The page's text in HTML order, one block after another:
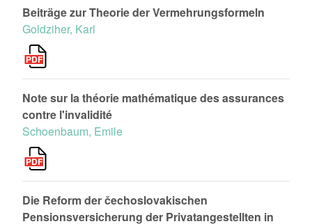
Beiträge zur Theorie der Vermehrungsformeln
Goldziher, Karl
Note sur la théorie mathématique des assurances
contre l'invalidité
Schoenbaum, Emile
Die Reform der čechoslovakischen
Pensionsversicherung der Privatangestellten in